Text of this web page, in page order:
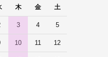
木 金 土
3 4 5
10 11 12